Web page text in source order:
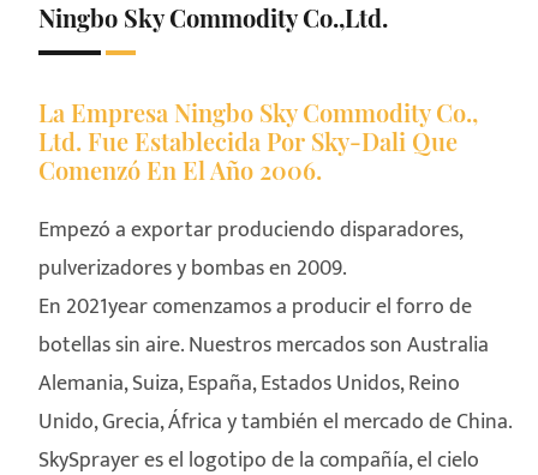
Ningbo Sky Commodity Co.,Ltd.
La Empresa Ningbo Sky Commodity Co.,
Ltd. Fue Establecida Por Sky-Dali Que
Comenzó En El Año 2006.
Empezó a exportar produciendo disparadores,
pulverizadores y bombas en 2009.
En 2021year comenzamos a producir el forro de
botellas sin aire. Nuestros mercados son Australia
Alemania, Suiza, España, Estados Unidos, Reino
Unido, Grecia, África y también el mercado de China.
SkySprayer es el logotipo de la compañía, el cielo